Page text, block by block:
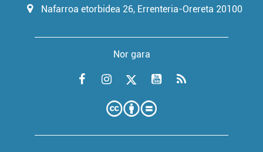
Nafarroa etorbidea 26, Errenteria-Orereta 20100
Nor gara